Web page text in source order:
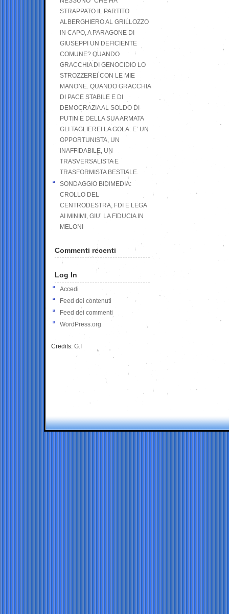
STRAPPATO IL PARTITO
ALBERGHIERO AL GRILLOZZO
IN CAPO, A PARAGONE DI
GIUSEPPI UN DEFICIENTE
COMUNE? QUANDO
GRACCHIA DI GENOCIDIO LO
STROZZEREI CON LE MIE
MANONE. QUANDO GRACCHIA
DI PACE STABILE E DI
DEMOCRAZIA AL SOLDO DI
PUTIN E DELLA SUA ARMATA
GLI TAGLIEREI LA GOLA: E’ UN
OPPORTUNISTA, UN
INAFFIDABILE, UN
TRASVERSALISTA E
TRASFORMISTA BESTIALE.
SONDAGGIO BIDIMEDIA:
CROLLO DEL
CENTRODESTRA, FDI E LEGA
AI MINIMI, GIU’ LA FIDUCIA IN
MELONI
Commenti recenti
Log In
Accedi
Feed dei contenuti
Feed dei commenti
WordPress.org
Credits: G.I